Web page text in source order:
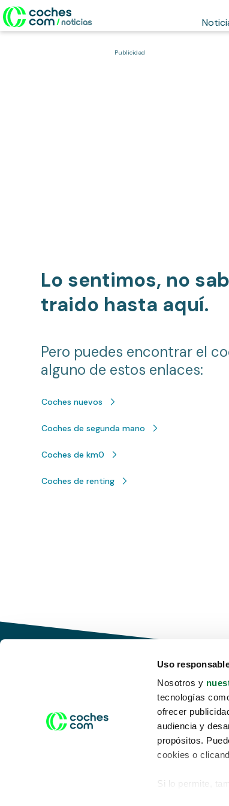
Uso
Nosotros y
tecnologías
ofrecer
audiencia y
propósitos.
cookies o
Si lo permite,
Publicidad
Lo sentimos, no
traido hasta aquí.
Pero puedes encontrar el
alguno de estos enlaces:
Coches nuevos
Coches de segunda mano
Coches de km0
Coches de renting
Conduce tu futuro,
desata tu movilidad